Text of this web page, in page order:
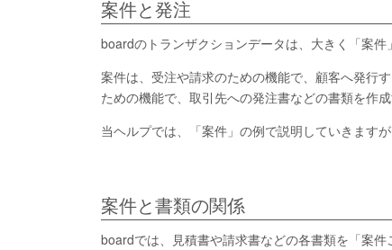
案件と発注
boardのトランザクションデータは、大きく「案件
案件は、受注や請求のための機能で、顧客へ発行
ための機能で、取引先への発注書などの書類を作成
当ヘルプでは、「案件」の例で説明していきます
案件と書類の関係
boardでは、見積書や請求書などの各書類を「案